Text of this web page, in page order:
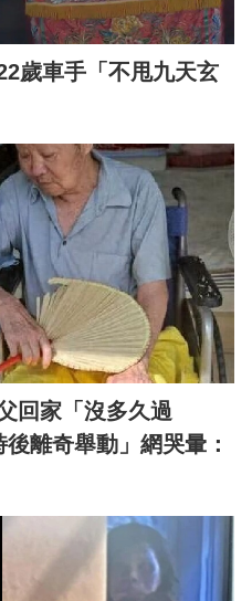
歲車手「不甩九天玄
回家「沒多久過
離奇舉動」網哭暈：